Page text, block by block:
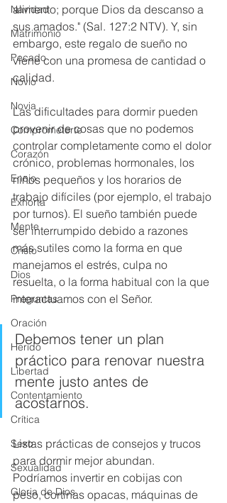
Navidad
Matrimonio
Pecado
Novio
Novia
Comprometerte
Corazón
Enojo
Exhorta
Mente
Cristo
Dios
Preguntas
Oración
Herido
Libertad
Contentamiento
Crítica
Sexo
Sexualidad
Gloria de Dios
alimento; porque Dios da descanso a
sus amados." (Sal. 127:2 NTV). Y, sin
embargo, este regalo de sueño no
viene con una promesa de cantidad o
calidad.
Las dificultades para dormir pueden
provenir de cosas que no podemos
controlar completamente como el dolor
crónico, problemas hormonales, los
niños pequeños y los horarios de
trabajo difíciles (por ejemplo, el trabajo
por turnos). El sueño también puede
ser interrumpido debido a razones
más sutiles como la forma en que
manejamos el estrés, culpa no
resuelta, o la forma habitual con la que
interactuamos con el Señor.
Debemos tener un plan
práctico para renovar nuestra
mente justo antes de
acostarnos.
Listas prácticas de consejos y trucos
para dormir mejor abundan.
Podríamos invertir en cobijas con
peso, cortinas opacas, máquinas de